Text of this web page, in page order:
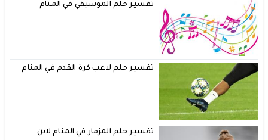
تفسير حلم الموسيقي في المنام
تفسير حلم لاعب كرة القدم في المنام
تفسير حلم المزمار في المنام لابن